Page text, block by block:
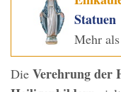
Statuen
Mehr
Die Verehrung der